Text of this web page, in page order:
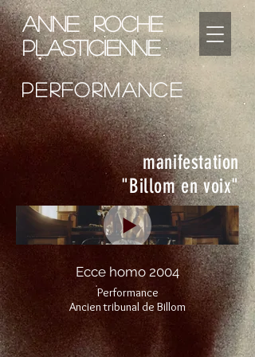
Anne Roche
plasticienne
performance
manifestation
"Billom en voix"
Ecce homo 2004
Performance
Ancien tribunal de Billom